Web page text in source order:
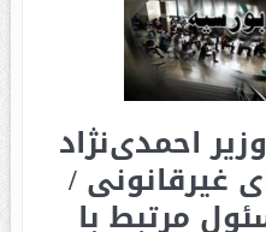
احمدی‌‌نژاد
غیرقانونی /
١٧ مسئول مرتبط با